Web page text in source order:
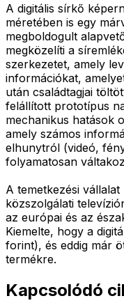
A digitális sírkő
méretében is egy
megboldogult
megközelíti a
szerkezetet, amely
információkat,
után családtagjai
felállított prototípus
mechanikus hatások
amely számos
elhunytról (videó,
folyamatosan
A temetkezési
közszolgálati
az európai és az
Kiemelte, hogy a
forint), és eddig már
termékre.
Kapcsolódó